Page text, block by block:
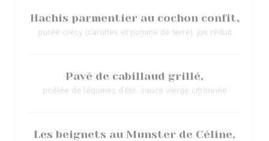
Hachis parmentier au cochon confit,
purée crécy (carottes et pomme de terre), jus réduit
Pavé de cabillaud grillé,
poêlée de légumes d’été, sauce vierge citronnée
Les beignets au Munster de Céline,